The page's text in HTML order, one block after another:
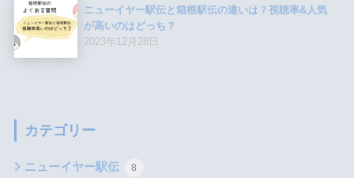
ニューイヤー駅伝と箱根駅伝の違いは？視聴率&人気
が高いのはどっち？
2023年12月28日
カテゴリー
ニューイヤー駅伝 8